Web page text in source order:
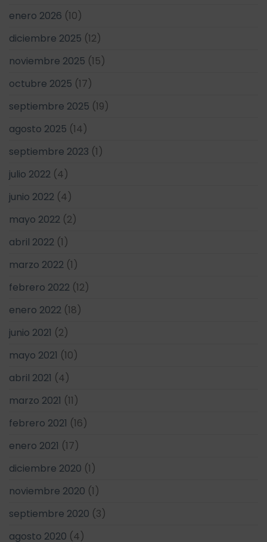
enero 2026 (10)
diciembre 2025 (12)
noviembre 2025 (15)
octubre 2025 (17)
septiembre 2025 (19)
agosto 2025 (14)
septiembre 2023 (1)
julio 2022 (4)
junio 2022 (4)
mayo 2022 (2)
abril 2022 (1)
marzo 2022 (1)
febrero 2022 (12)
enero 2022 (18)
junio 2021 (2)
mayo 2021 (10)
abril 2021 (4)
marzo 2021 (11)
febrero 2021 (16)
enero 2021 (17)
diciembre 2020 (1)
noviembre 2020 (1)
septiembre 2020 (3)
agosto 2020 (4)